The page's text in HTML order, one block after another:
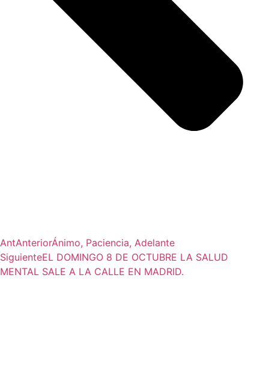
AntAnteriorÁnimo, Paciencia, Adelante
SiguienteEL DOMINGO 8 DE OCTUBRE LA SALUD
MENTAL SALE A LA CALLE EN MADRID.